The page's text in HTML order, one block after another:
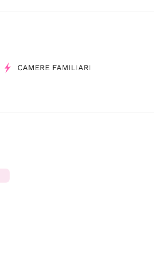
CAMERE FAMILIARI